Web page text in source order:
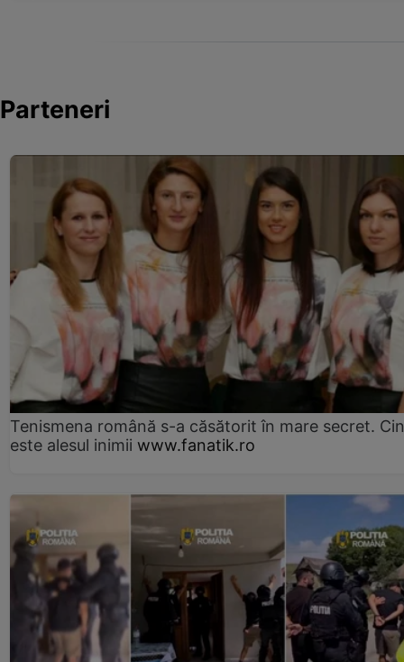
Parteneri
Tenismena română s-a căsătorit în mare secret.
este alesul inimii www.fanatik.ro